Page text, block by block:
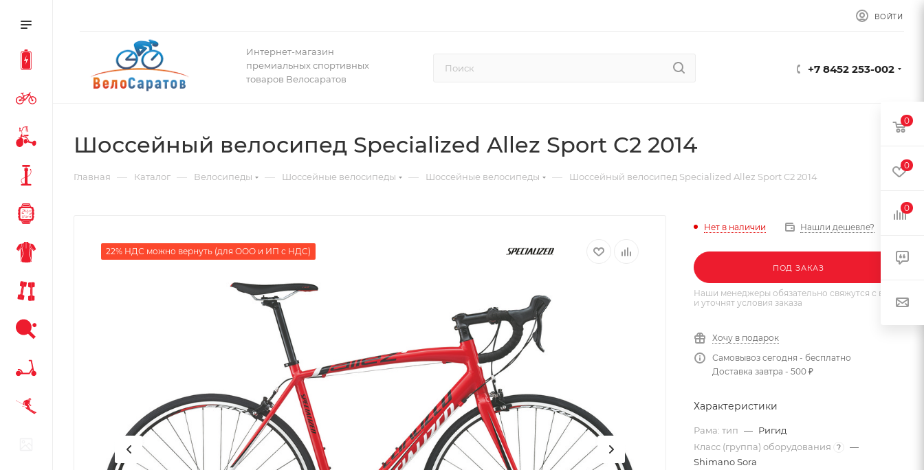
ВОЙТИ
Интернет-магазин
премиальных спортивных
товаров Велосаратов
+7 8452 253-002
Шоссейный велосипед Specialized Allez Sport C2 2014
Главная — Каталог — Велосипеды — Шоссейные велосипеды — Шоссейные велосипеды — Шоссейный велосипед Specialized Allez Sport C2 2014
22% НДС можно вернуть (для ООО и ИП с НДС)
Нет в наличии Нашли дешевле?
ПОД ЗАКАЗ
Наши менеджеры обязательно свяжутся с вами
и уточнят условия заказа
Хочу в подарок
Самовывоз сегодня - бесплатно
Доставка завтра - 500 ₽
Характеристики
Рама: тип — Ригид
Класс (группа) оборудования
?
—
Shimano Sora
0
0
0